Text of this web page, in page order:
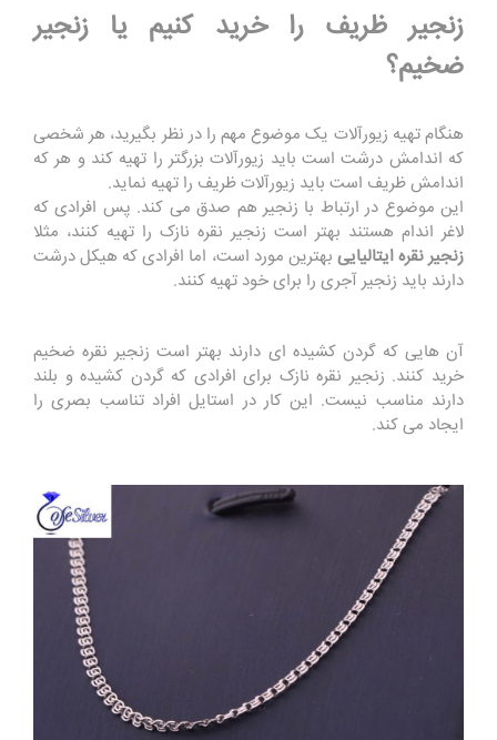
زنجیر ظریف را خرید کنیم یا زنجیر
ضخیم؟
هنگام تهیه زیورآلات یک موضوع مهم را در نظر بگیرید، هر شخصی
که اندامش درشت است باید زیورآلات بزرگتر را تهیه کند و هر که
اندامش ظریف است باید زیورآلات ظریف را تهیه نماید.
این موضوع در ارتباط با زنجیر هم صدق می کند. پس افرادی که
لاغر اندام هستند بهتر است زنجیر نقره نازک را تهیه کنند، مثلا
زنجیر نقره ایتالیایی بهترین مورد است، اما افرادی که هیکل درشت
دارند باید زنجیر آجری را برای خود تهیه کنند.
آن هایی که گردن کشیده ای دارند بهتر است زنجیر نقره ضخیم
خرید کنند. زنجیر نقره نازک برای افرادی که گردن کشیده و بلند
دارند مناسب نیست. این کار در استایل افراد تناسب بصری را
ایجاد می کند.